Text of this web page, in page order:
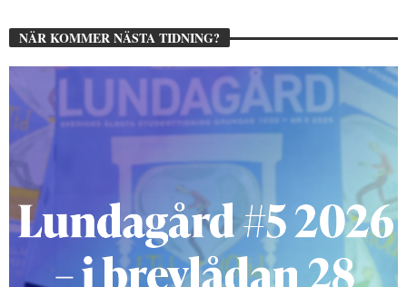
NÄR KOMMER NÄSTA TIDNING?